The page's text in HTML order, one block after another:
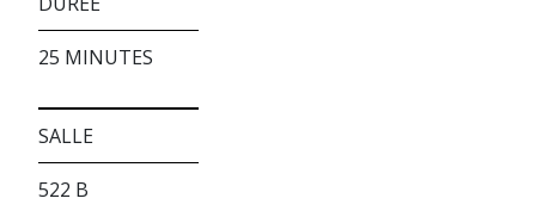
25 MINUTES
SALLE
522 B